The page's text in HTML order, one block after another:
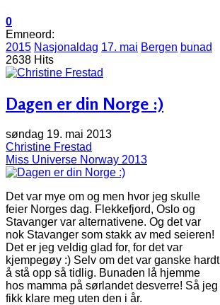
0
Emneord:
2015 Nasjonaldag 17. mai Bergen bunad
2638 Hits
Dagen er din Norge :)
søndag 19. mai 2013
Christine Frestad
Miss Universe Norway 2013
Det var mye om og men hvor jeg skulle
feier Norges dag. Flekkefjord, Oslo og
Stavanger var alternativene. Og det var
nok Stavanger som stakk av med seieren!
Det er jeg veldig glad for, for det var
kjempegøy :) Selv om det var ganske hardt
å stå opp så tidlig. Bunaden lå hjemme
hos mamma på sørlandet desverre! Så jeg
fikk klare meg uten den i år.